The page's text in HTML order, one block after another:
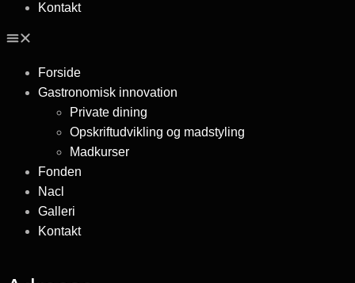
Kontakt
Forside
Gastronomisk innovation
Private dining
Opskriftudvikling og madstyling
Madkurser
Fonden
Nacl
Galleri
Kontakt